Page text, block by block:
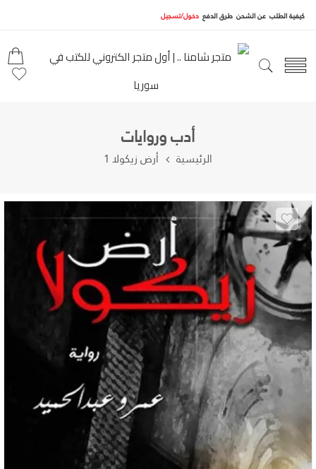
كيفية الطلب عن الشحن طرق الدفع دخول/تسجيل
أدب وروايات
الرئيسية أرض زيكولا 1